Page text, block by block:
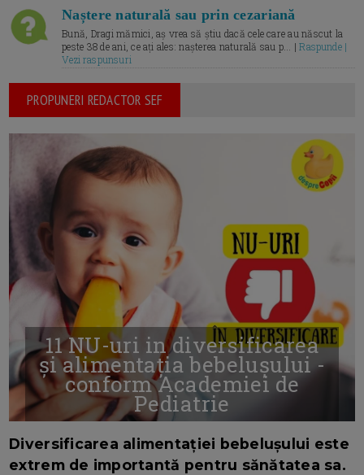
Naștere naturală sau prin cezariană
Bună, Dragi mămici, aș vrea să știu dacă cele care au născut la
peste 38 de ani, ce ați ales: nașterea naturală sau p... |Raspunde |
Vezi raspunsuri
PROPUNERI REDACTOR SEF
11 NU-uri in diversificarea
și alimentația bebelușului -
conform Academiei de
Pediatrie
Diversificarea alimentației bebelușului este
extrem de importantă pentru sănătatea sa.